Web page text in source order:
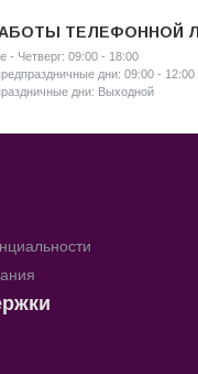
ТЕЛЕФОННОЙ
- Четверг: 09:00 - 18:00
дни: 09:00 - 12:00
дни: Выходной